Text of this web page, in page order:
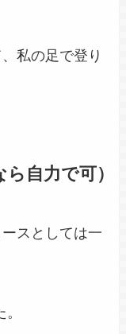
私の足で登り
自力で可）
スとしては一